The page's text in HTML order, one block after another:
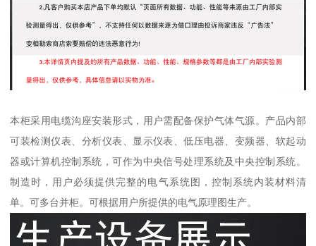
本柜采用电缆沟座安装形式，用户需配备保护气体气源。产品内部
可装检测仪表、分析仪表、显示仪表、低压电器、变频器、软起动
器或计算机控制系统，可作为中央信号处理系统及中央控制系统。
制造时，用户必须提供完整的电气系统图，控制系统内装材料清
单。可多台并柜。可根据用户所提供的电气原理图生产。